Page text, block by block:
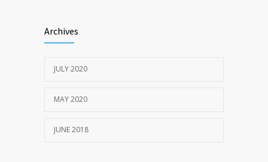
19TH MAY 2020
Archives
JULY 2020
MAY 2020
JUNE 2018